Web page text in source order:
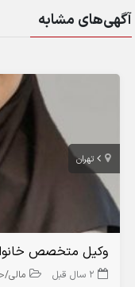
آگهی‌های مشابه
تهران
وکیل متخصص
2 سال قبل مالی/